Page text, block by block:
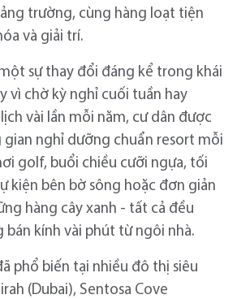
trường, cùng hàng loạt tiện
và giải trí.
sự thay đổi đáng kể trong khái
vì chờ kỳ nghỉ cuối tuần hay
vài lần mỗi năm, cư dân được
nghỉ dưỡng chuẩn resort mỗi
golf, buổi chiều cưỡi ngựa, tối
kiện bên bờ sông hoặc đơn giản
hàng cây xanh - tất cả đều
bán kính vài phút từ ngôi nhà.
phổ biến tại nhiều đô thị siêu
(Dubai), Sentosa Cove